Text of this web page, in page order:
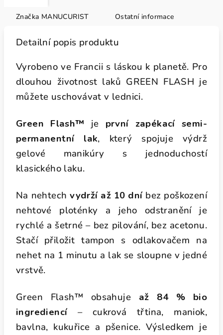
Značka MANUCURIST Ostatní informace
Detailní popis produktu
Vyrobeno ve Francii s láskou k planetě. Pro
dlouhou životnost laků GREEN FLASH je
můžete uschovávat v lednici.
Green Flash™ je první zapékací semi-
permanentní lak, který spojuje výdrž
gelové manikúry s jednoduchostí
klasického laku.
Na nehtechvydrží až 10 dní bez poškození
nehtové ploténky a jeho odstranění je
rychlé a šetrné – bez pilování, bez acetonu.
Stačí přiložit tampon s odlakovačem na
nehet na 1 minutu a lak se sloupne v jedné
vrstvě.
Green Flash™ obsahuje až 84 % bio
ingrediencí –
cukrová třtina, maniok,
bavlna, kukuřice a pšenice. Výsledkem je